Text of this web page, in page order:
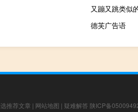
又蹦又跳类似
德芙广告语
推荐文章 | 网站地图 | 疑难解答 陕ICP备